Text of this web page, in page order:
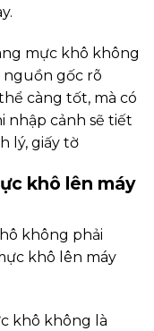
mực khô không
nguồn gốc rõ
càng tốt, mà có
nhập cảnh sẽ tiết
lý, giấy tờ
khô lên máy
không phải
khô lên máy
khô không là